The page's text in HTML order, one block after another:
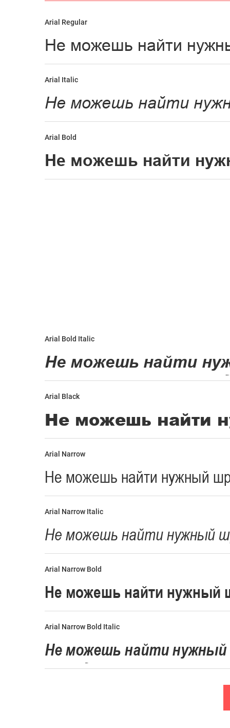
Arial Regular
Arial Italic
Arial Bold
Arial Bold Italic
Arial Black
Arial Narrow
Arial Narrow Italic
Arial Narrow Bold
Arial Narrow Bold Italic